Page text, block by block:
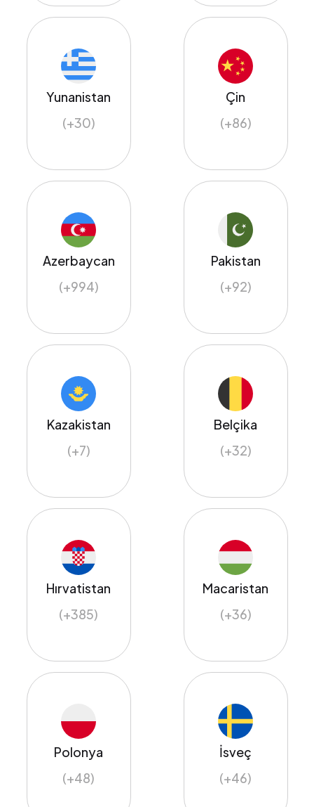
Yunanistan
(+30)
Çin
(+86)
Azerbaycan
(+994)
Pakistan
(+92)
Kazakistan
(+7)
Belçika
(+32)
Hırvatistan
(+385)
Macaristan
(+36)
Polonya
(+48)
İsveç
(+46)